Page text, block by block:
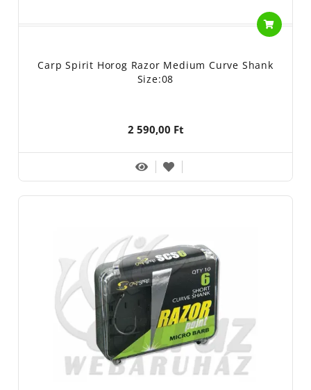
Carp Spirit Horog Razor Medium Curve Shank
Size:08
2 590,00 Ft